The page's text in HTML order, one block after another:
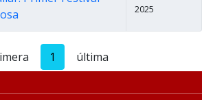
2025
1 última